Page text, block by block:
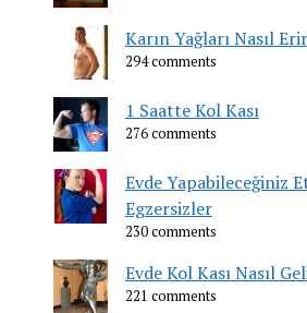
Karın Yağları Nasıl
294 comments
1 Saatte Kol Kası
276 comments
Evde Yapabileceğiniz
Egzersizler
230 comments
Evde Kol Kası Nasıl
221 comments